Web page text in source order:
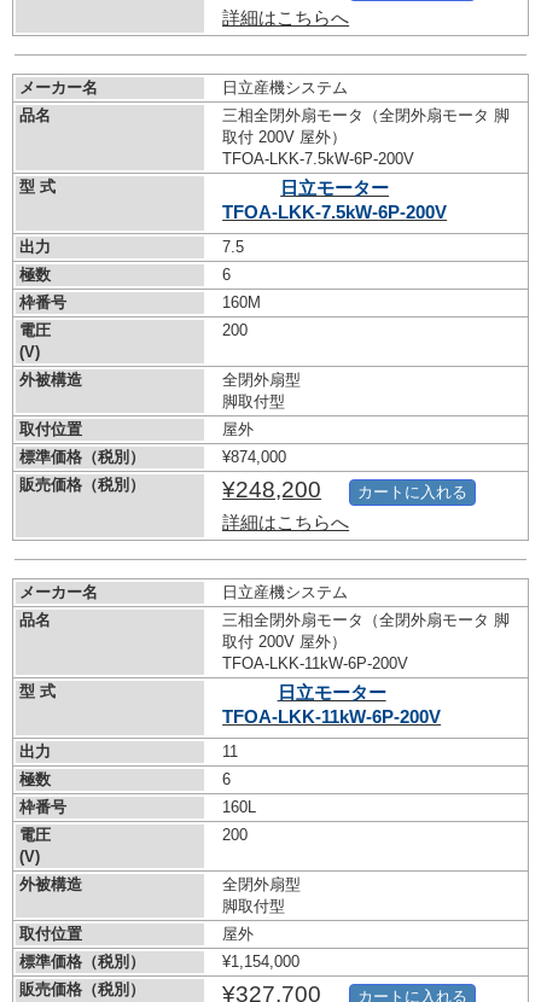
詳細はこちらへ
メーカー名
日立産機システム
品名
三相全閉外扇モータ（全閉外扇モータ 脚
取付 200V 屋外）
TFOA-LKK-7.5kW-6P-200V
型 式
日立モーター
TFOA-LKK-7.5kW-6P-200V
出力
7.5
極数
6
枠番号
160M
電圧
(V)
200
外被構造
全閉外扇型
脚取付型
取付位置
屋外
標準価格（税別）
¥874,000
販売価格（税別）
¥248,200
詳細はこちらへ
カートに入れる
メーカー名
日立産機システム
品名
三相全閉外扇モータ（全閉外扇モータ 脚
取付 200V 屋外）
TFOA-LKK-11kW-6P-200V
型 式
日立モーター
TFOA-LKK-11kW-6P-200V
出力
11
極数
6
枠番号
160L
電圧
(V)
200
外被構造
全閉外扇型
脚取付型
取付位置
屋外
標準価格（税別）
¥1,154,000
販売価格（税別）
¥327,700 カートに入れる